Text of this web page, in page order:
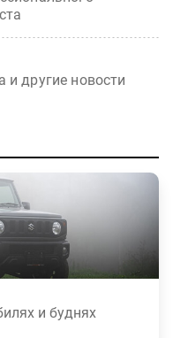
и другие новости
и буднях